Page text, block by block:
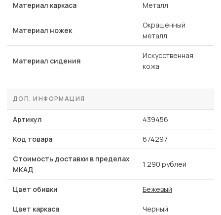
Материал каркаса Металл
Материал ножек
Окрашенный
металл
Материал сидения
Искусственная
кожа
ДОП. ИНФОРМАЦИЯ
Артикул 439456
Код товара 674297
Стоимость доставки в пределах
МКАД
1 290 рублей
Цвет обивки Бежевый
Цвет каркаса Черный